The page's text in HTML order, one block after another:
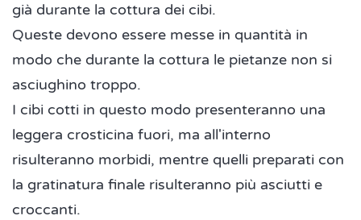
già durante la cottura dei cibi.
Queste devono essere messe in quantità in
modo che durante la cottura le pietanze non si
asciughino troppo.
I cibi cotti in questo modo presenteranno una
leggera crosticina fuori, ma all'interno
risulteranno morbidi, mentre quelli preparati con
la gratinatura finale risulteranno più asciutti e
croccanti.